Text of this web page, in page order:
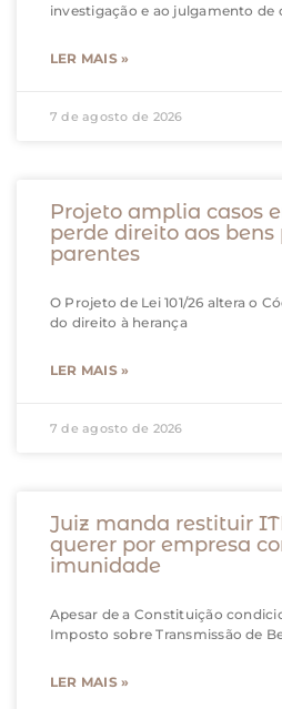
investigação e ao julgamento de
LER MAIS »
7 de agosto de 2026
Projeto amplia casos
perde direito aos
parentes
O Projeto de Lei 101/26 altera o
do direito à herança
LER MAIS »
7 de agosto de 2026
Juiz manda restituir
querer por empresa
imunidade
Apesar de a Constituição
Imposto sobre Transmissão de
LER MAIS »